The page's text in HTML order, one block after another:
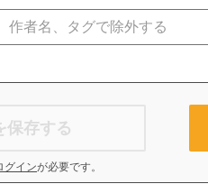
保存する
グインが必要です。